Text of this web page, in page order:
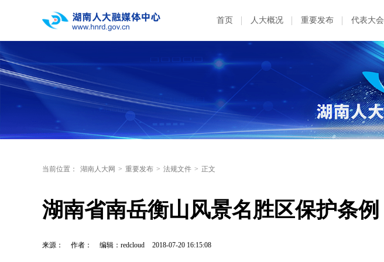
首页 人大概况 重要发布 代表大会
当前位置： 湖南人大网 > 重要发布 > 法规文件 > 正文
湖南省南岳衡山风景名胜区保护条例
来源： 作者： 编辑：redcloud 2018-07-20 16:15:08